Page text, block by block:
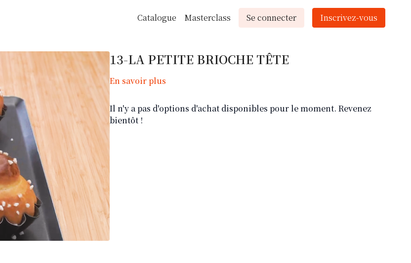
Catalogue Masterclass Se connecter Inscrivez-vous
13-LA PETITE BRIOCHE TÊTE
En savoir plus
Il n'y a pas d'options d'achat disponibles pour le moment. Revenez
bientôt !